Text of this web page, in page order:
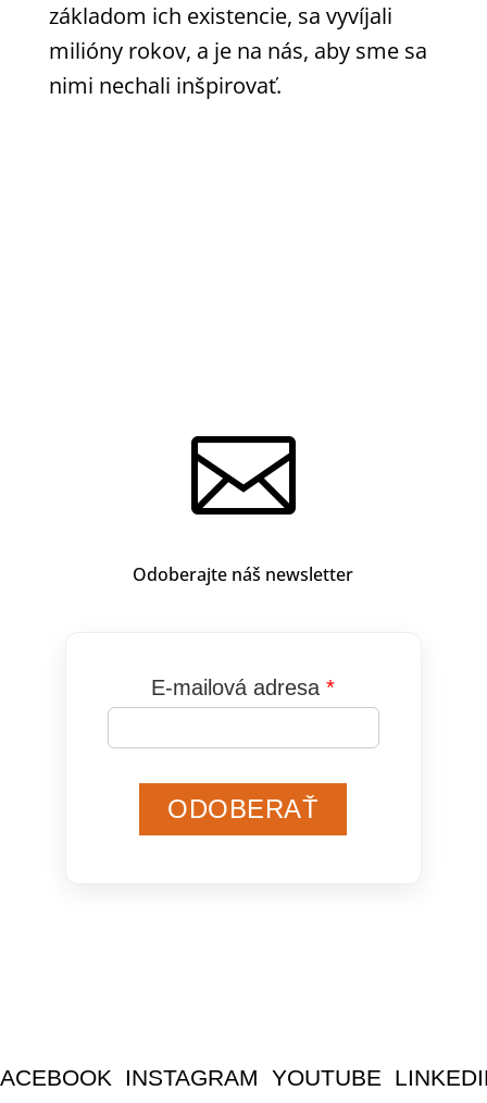
základom ich existencie, sa vyvíjali
milióny rokov, a je na nás, aby sme sa
nimi nechali inšpirovať.

Odoberajte náš newsletter
E-mailová adresa
ODOBERAŤ
INSTAGRAM YOUTUBE